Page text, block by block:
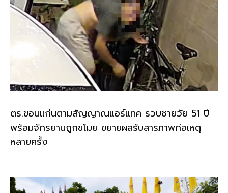
ตร.ขอนแก่นตามสัญญาณแอร์แทค รวบชายวัย 51 ปี
พร้อมจักรยานถูกขโมย ขยายผลรับสารภาพก่อเหตุ
หลายครั้ง